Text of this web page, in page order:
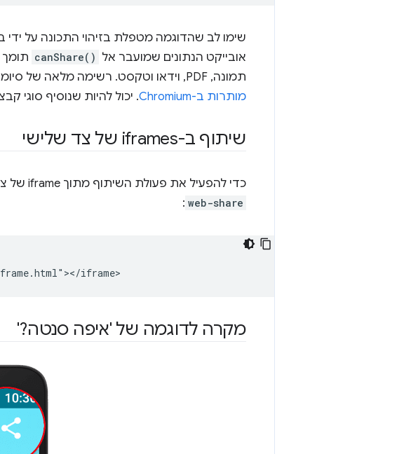
שימו לב שהדוגמה מטפלת בזיהוי התכונה על ידי
אובייקט הנתונים שמועבר אל canShare() תומך
תמונה, PDF, וידאו וטקסט. רשימה מלאה של סיומות הקבצים המותרות ב-Chromium מופיעה במאמר
מותרות ב-Chromium
. יכול להיות שנוסיף סוגי
שיתוף ב-iframes של צד שלישי
כדי להפעיל את פעולת השיתוף מתוך iframe של צד שלישי, צריך להטמיע את ה-iframe עם המאפיין
web-share
:
מקרה לדוגמה של 'איפה סנטה?'